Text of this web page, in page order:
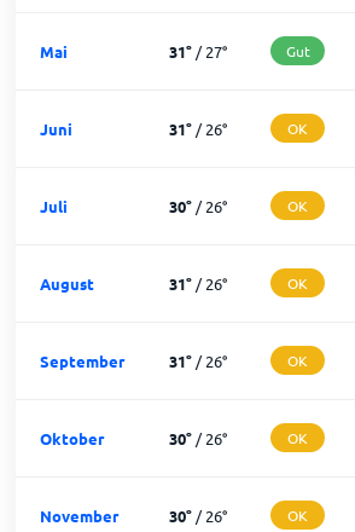
Mai 31°/27° Gut
Juni 31°/26° OK
Juli 30°/26° OK
August 31°/26° OK
September 31°/26° OK
Oktober 30°/26° OK
November 30°/26° OK